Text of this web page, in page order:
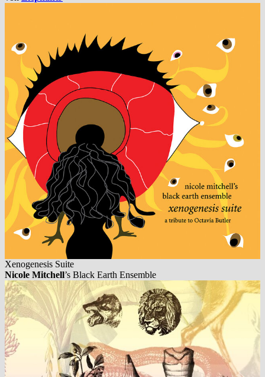
Xenogenesis Suite
Nicole Mitchell’s Black Earth Ensemble